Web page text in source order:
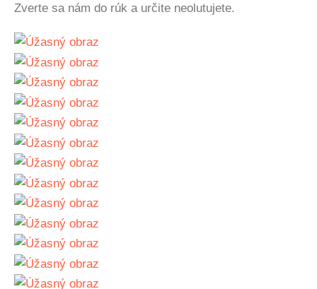
Zverte sa nám do rúk a určite neolutujete.